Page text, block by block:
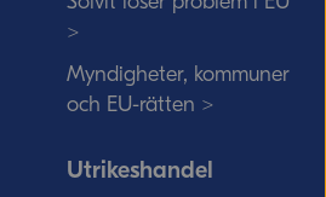
>
Myndigheter, kommuner
och EU-rätten >
Utrikeshandel